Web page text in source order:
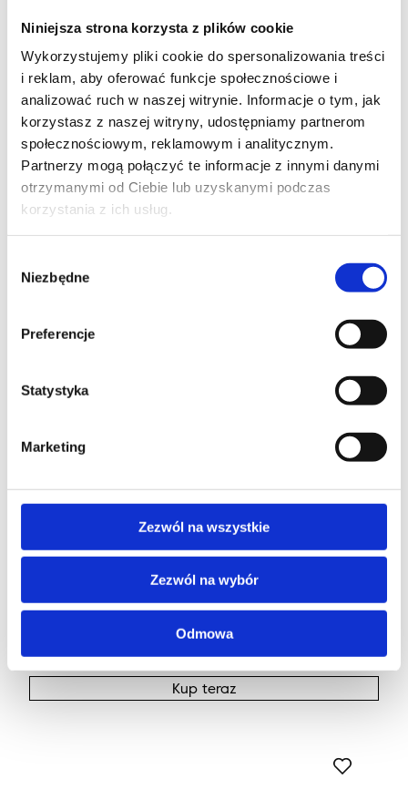
Niniejsza strona korzysta z plików cookie
Wykorzystujemy pliki cookie do spersonalizowania treści
i reklam, aby oferować funkcje społecznościowe i
analizować ruch w naszej witrynie. Informacje o tym, jak
korzystasz z naszej witryny, udostępniamy partnerom
społecznościowym, reklamowym i analitycznym.
Partnerzy mogą połączyć te informacje z innymi danymi
otrzymanymi od Ciebie lub uzyskanymi podczas
korzystania z ich usług.
zgody
Niezbędne
Preferencje
Statystyka
Marketing
Zezwól na wszystkie
Zezwól na wybór
Odmowa
Calisia M GRID PRIME szary
Kup teraz